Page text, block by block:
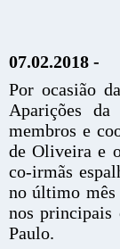
07.02.2018 -
Por ocasião
Aparições
membros e
de Oliveira e
co-irmãs
no último mês
nos principais
Paulo.